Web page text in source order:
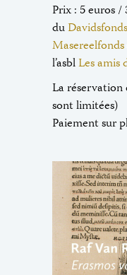
Prix : 5 euros
duDavidsfonds
Masereelfonds
l’asblLes amis
La réservation
sont limitées)
Paiement sur